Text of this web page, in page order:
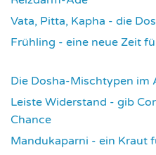
Vata, Pitta, Kapha - die
Frühling - eine neue Zeit
Die Dosha-Mischtypen im
Leiste Widerstand - gib
Chance
Mandukaparni - ein Kraut